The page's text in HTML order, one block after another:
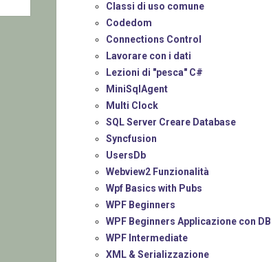
Classi di uso comune
Codedom
Connections Control
Lavorare con i dati
Lezioni di "pesca" C#
MiniSqlAgent
Multi Clock
SQL Server Creare Database
Syncfusion
UsersDb
Webview2 Funzionalità
Wpf Basics with Pubs
WPF Beginners
WPF Beginners Applicazione con DB
WPF Intermediate
XML & Serializzazione